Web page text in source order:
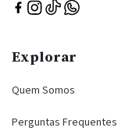
Explorar
Quem Somos
Perguntas Frequentes